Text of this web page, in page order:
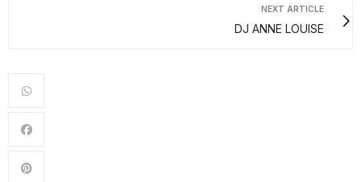
NEXT ARTICLE
DJ ANNE LOUISE